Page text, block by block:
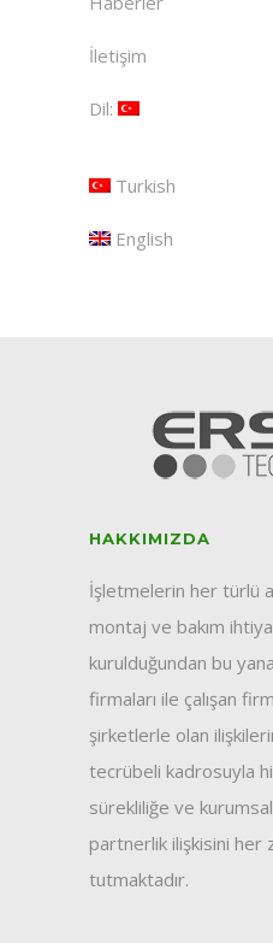
İletişim
Dil:
Turkish
English
HAKKIMIZDA
İşletmelerin her türlü
montaj ve bakım
kurulduğundan bu
firmaları ile çalışan
şirketlerle olan
tecrübeli kadrosuyla
sürekliliğe ve
partnerlik ilişkisini her
tutmaktadır.